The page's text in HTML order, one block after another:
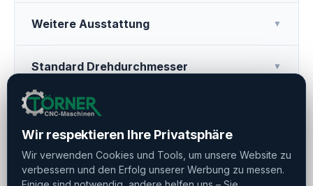
Weitere Ausstattung ▼
Standard Drehdurchmesser ▼
Max. Stanegndurchlass
Drucken Teilen Merken
Wir respektieren Ihre Privatsphäre
Wir verwenden Cookies und Tools, um unsere Website zu
verbessern und den Erfolg unserer Werbung zu messen.